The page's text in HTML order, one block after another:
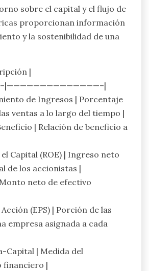
sobre el capital y el flujo de
proporcionan información
y la sostenibilidad de una
|
de Ingresos | Porcentaje
ventas a lo largo del tiempo |
| Relación de beneficio a
Capital (ROE) | Ingreso neto
de los accionistas |
neto de efectivo
(EPS) | Porción de las
empresa asignada a cada
Capital | Medida del
financiero |